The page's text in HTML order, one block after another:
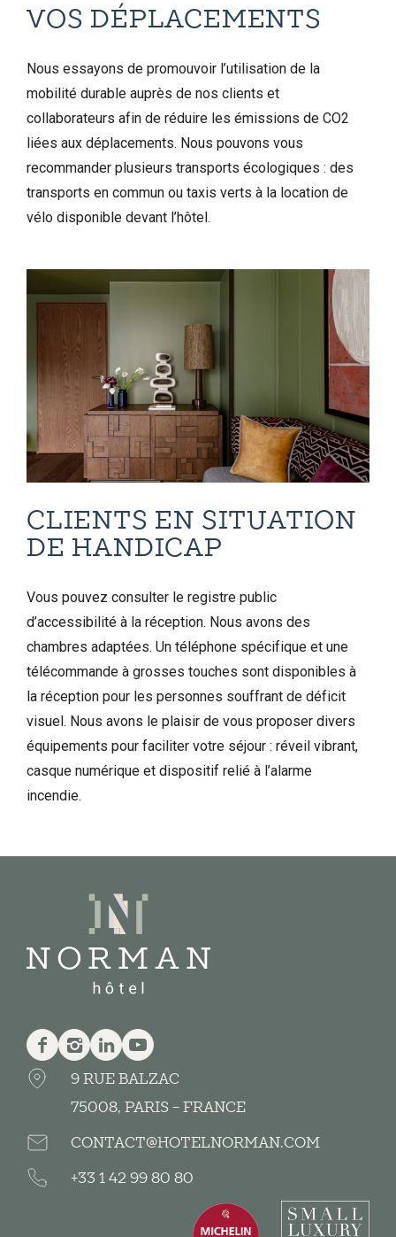
VOS DÉPLACEMENTS
Nous essayons de promouvoir l’utilisation de la
mobilité durable auprès de nos clients et
collaborateurs afin de réduire les émissions de CO2
liées aux déplacements. Nous pouvons vous
recommander plusieurs transports écologiques : des
transports en commun ou taxis verts à la location de
vélo disponible devant l’hôtel.
CLIENTS EN SITUATION
DE HANDICAP
Vous pouvez consulter le registre public
d’accessibilité à la réception. Nous avons des
chambres adaptées. Un téléphone spécifique et une
télécommande à grosses touches sont disponibles à
la réception pour les personnes souffrant de déficit
visuel. Nous avons le plaisir de vous proposer divers
équipements pour faciliter votre séjour : réveil vibrant,
casque numérique et dispositif relié à l’alarme
incendie.
Facebook
InstagramLinkedinYoutube
9 RUE BALZAC
75008, PARIS - FRANCE
CONTACT@HOTELNORMAN.COM
+33 1 42 99 80 80